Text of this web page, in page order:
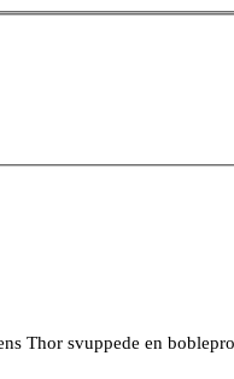
Thor svuppede en